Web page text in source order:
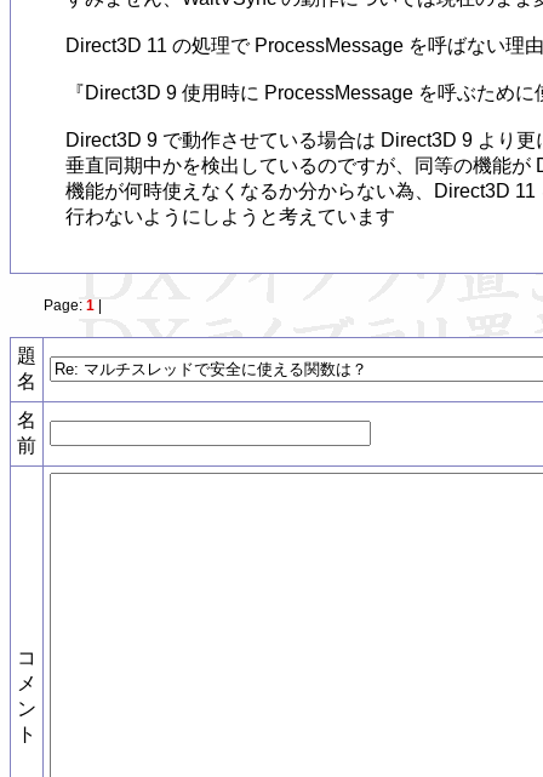
Direct3D 11 の処理で ProcessMessage を呼ばない理
『Direct3D 9 使用時に ProcessMessage を呼ぶため
Direct3D 9 で動作させている場合は Direct3D 9 より
垂直同期中かを検出しているのですが、同等の機能
機能が何時使えなくなるか分からない為、Direct3D
行わないようにしようと考えています
Page: 1|
題
名
名
前
コ
メ
ン
ト